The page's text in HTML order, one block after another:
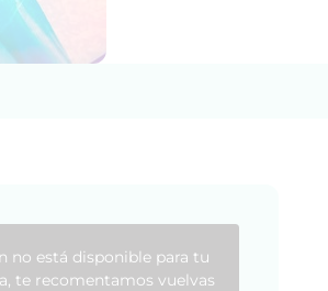
no está disponible para tu
te recomentamos vuelvas